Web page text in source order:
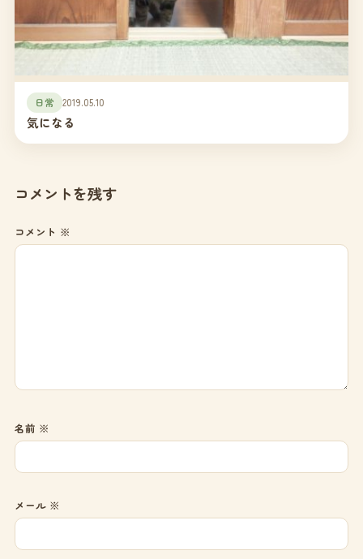
日常 2019.05.10
気になる
コメントを残す
コメント ※
名前 ※
メール ※